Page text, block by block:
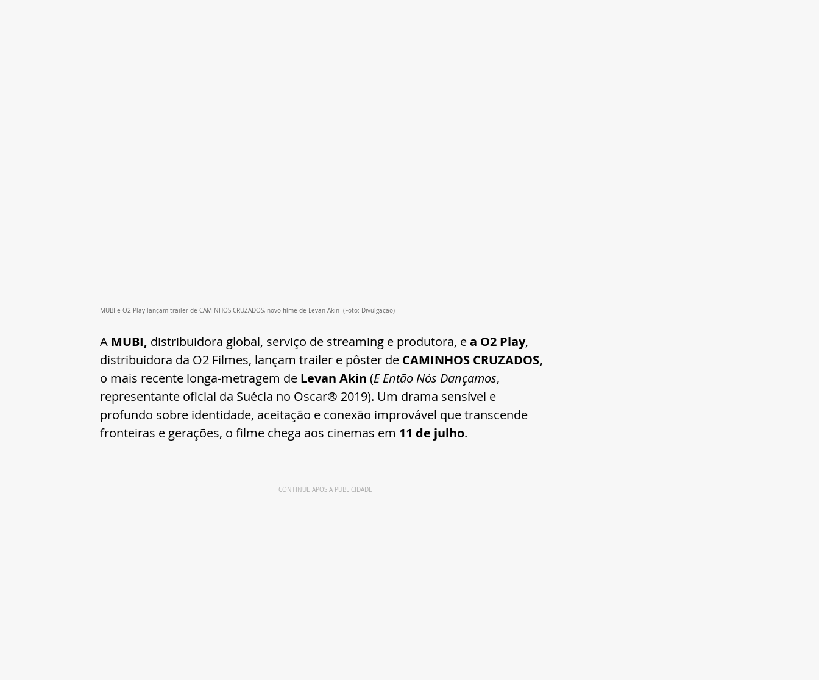
MUBI e O2 Play lançam trailer de CAMINHOS CRUZADOS, novo filme de Levan Akin  (Foto: Divulgação)
A MUBI, distribuidora global, serviço de streaming e produtora, e a O2 Play,
distribuidora da O2 Filmes, lançam trailer e pôster de CAMINHOS CRUZADOS,
o mais recente longa-metragem de Levan Akin (E Então Nós Dançamos,
representante oficial da Suécia no Oscar® 2019). Um drama sensível e
profundo sobre identidade, aceitação e conexão improvável que transcende
fronteiras e gerações, o filme chega aos cinemas em 11 de julho.
CONTINUE APÓS A PUBLICIDADE